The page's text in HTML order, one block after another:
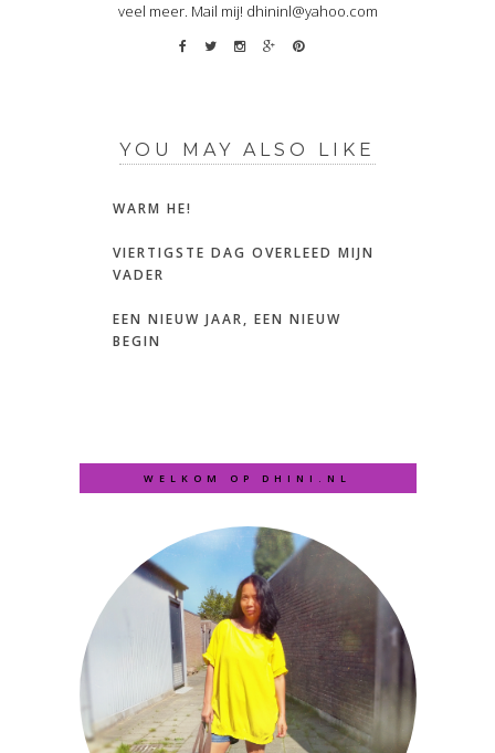
veel meer. Mail mij! dhininl@yahoo.com
YOU MAY ALSO LIKE
WARM HE!
VIERTIGSTE DAG OVERLEED MIJN
VADER
EEN NIEUW JAAR, EEN NIEUW
BEGIN
WELKOM OP DHINI.NL